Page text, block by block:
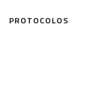
PROTOCOLOS